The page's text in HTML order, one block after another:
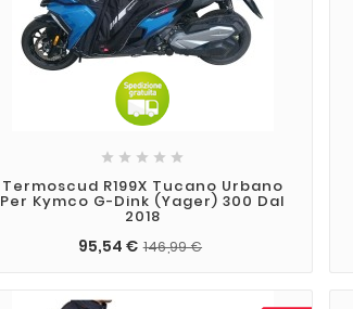
    
Termoscud R199X Tucano Urbano
Per Kymco G-Dink (Yager) 300 Dal
2018
95,54 € 146,99 €